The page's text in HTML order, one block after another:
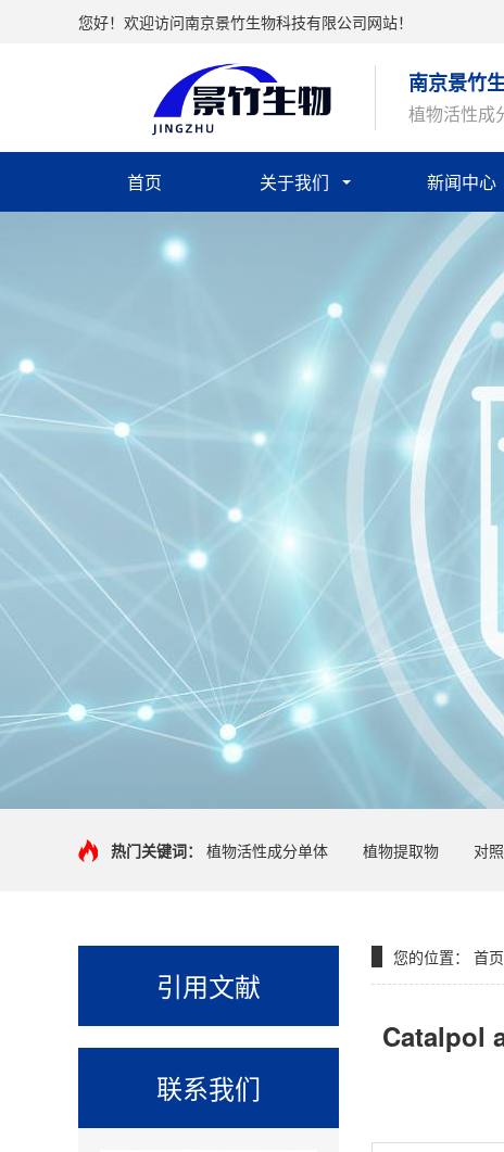
您好！欢迎访问南京景竹生物科技有限公司网站！
南京景竹
植物活性成
首页 关于我们 新闻中心
热门关键词： 植物活性成分单体 植物提取物 对
引用文献
联系我们
您的位置： 首页
Catalpol